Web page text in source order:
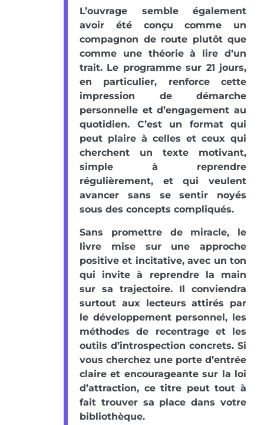
L’ouvrage semble également
avoir été conçu comme un
compagnon de route plutôt que
comme une théorie à lire d’un
trait. Le programme sur 21 jours,
en particulier, renforce cette
impression de démarche
personnelle et d’engagement au
quotidien. C’est un format qui
peut plaire à celles et ceux qui
cherchent un texte motivant,
simple à reprendre
régulièrement, et qui veulent
avancer sans se sentir noyés
sous des concepts compliqués.
Sans promettre de miracle, le
livre mise sur une approche
positive et incitative, avec un ton
qui invite à reprendre la main
sur sa trajectoire. Il conviendra
surtout aux lecteurs attirés par
le développement personnel, les
méthodes de recentrage et les
outils d’introspection concrets. Si
vous cherchez une porte d’entrée
claire et encourageante sur la loi
d’attraction, ce titre peut tout à
fait trouver sa place dans votre
bibliothèque.